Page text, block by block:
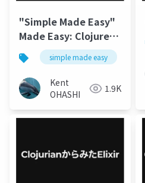
"Simple Made Easy"
Made Easy: Clojureの
設計思想を理解しよう
simple made easy
Kent
OHASHI
1.9K